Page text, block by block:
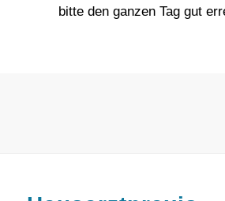
bitte den ganzen Tag gut